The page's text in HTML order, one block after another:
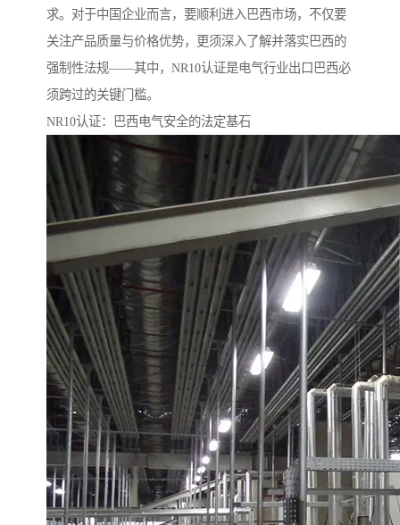
求。对于中国企业而言，要顺利进入巴西市场，不仅要
关注产品质量与价格优势，更须深入了解并落实巴西的
强制性法规——其中，NR10认证是电气行业出口巴西必
须跨过的关键门槛。
NR10认证：巴西电气安全的法定基石